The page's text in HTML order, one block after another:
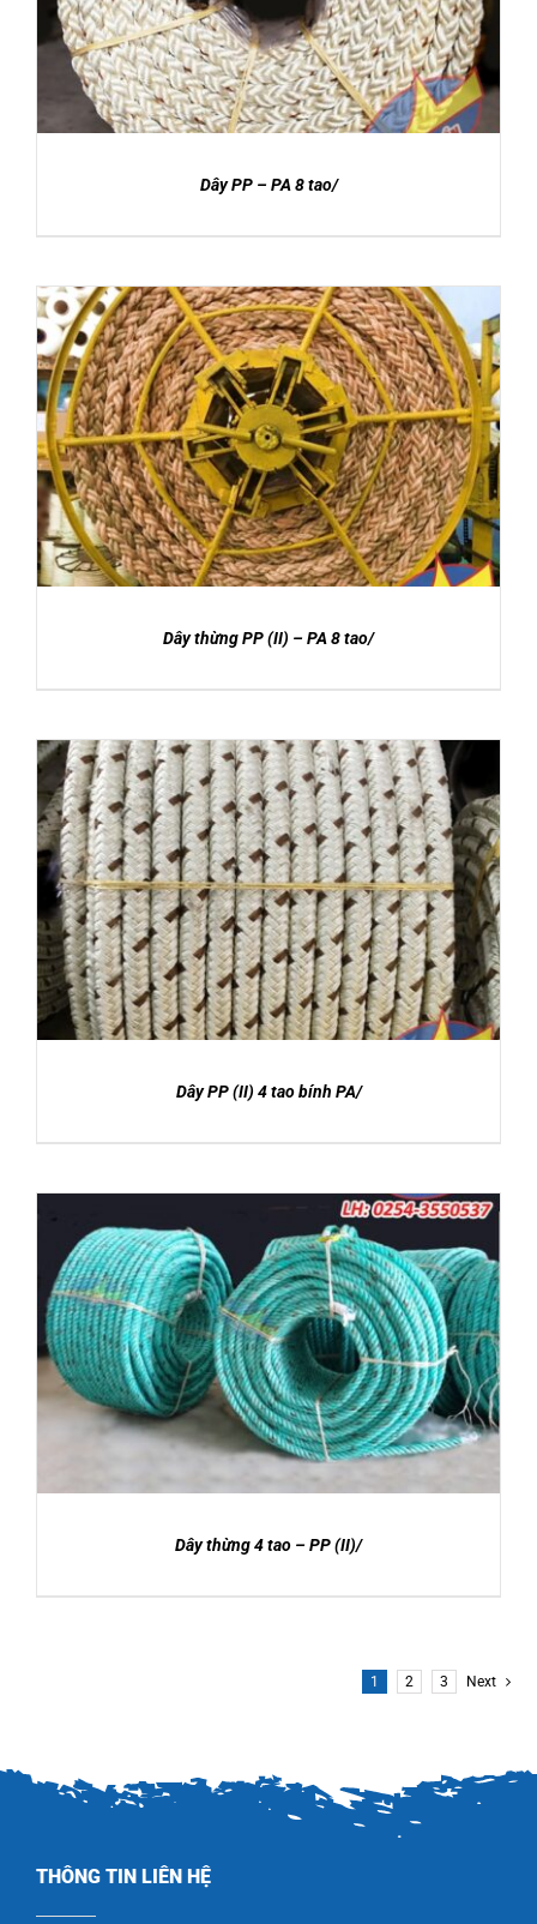
Dây PP – PA 8 tao/
DETAILS
Dây thừng PP (II) – PA 8 tao/
DETAILS
Dây PP (II) 4 tao bính PA/
DETAILS
Dây thừng 4 tao – PP (II)/
1 2 3 Next
THÔNG TIN LIÊN HỆ